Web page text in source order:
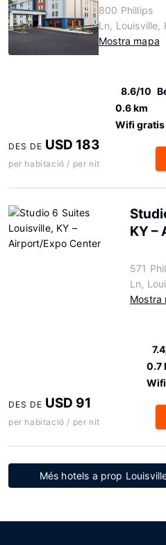
800 Phillips
Ln, Louisville,
Mostra mapa
8.6/10
0.6 km
Wifi gratis
DES DE USD 183
per habitació / per nit
KY –
571
Ln,
Mostra
0.7
DES DE USD 91
per habitació / per nit
Més hotels a prop